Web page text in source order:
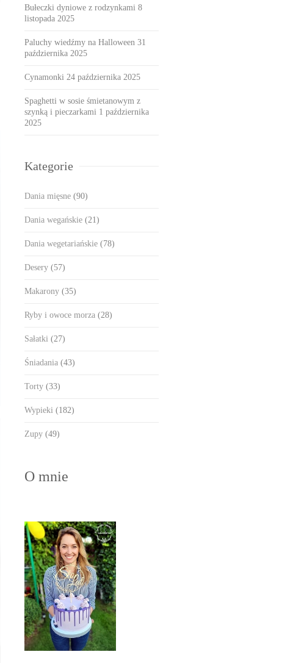
Bułeczki dyniowe z rodzynkami 8
listopada 2025
Paluchy wiedźmy na Halloween 31
października 2025
Cynamonki 24 października 2025
Spaghetti w sosie śmietanowym z
szynką i pieczarkami 1 października
2025
Kategorie
Dania mięsne (90)
Dania wegańskie (21)
Dania wegetariańskie (78)
Desery (57)
Makarony (35)
Ryby i owoce morza (28)
Sałatki (27)
Śniadania (43)
Torty (33)
Wypieki (182)
Zupy (49)
O mnie